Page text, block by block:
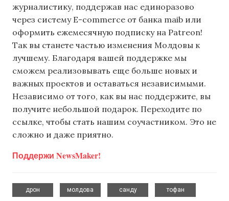
журналистику, поддержав нас единоразово
через систему E-commerce от банка maib или
оформить ежемесячную подписку на Patreon!
Так вы станете частью изменения Молдовы к
лучшему. Благодаря вашей поддержке мы
сможем реализовывать еще больше новых и
важных проектов и оставаться независимыми.
Независимо от того, как вы нас поддержите, вы
получите небольшой подарок. Переходите по
ссылке, чтобы стать нашим соучастником. Это не
сложно и даже приятно.
Поддержи NewsMaker!
дрон
молдова
санду
тофан